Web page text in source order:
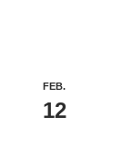
FEB.
12